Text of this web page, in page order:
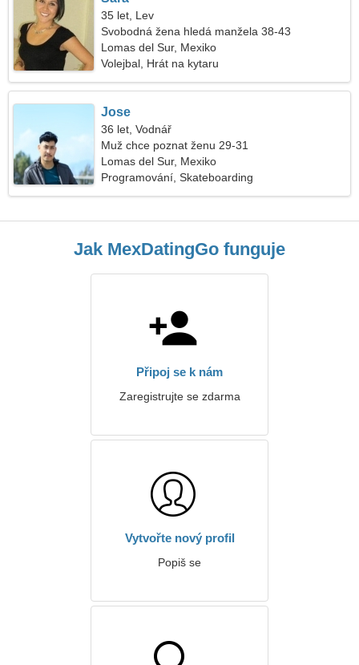
35 let, Lev
Svobodná žena hledá manžela 38-43
Lomas del Sur, Mexiko
Volejbal, Hrát na kytaru
Jose
36 let, Vodnář
Muž chce poznat ženu 29-31
Lomas del Sur, Mexiko
Programování, Skateboarding
Jak MexDatingGo funguje
Připoj se k nám
Zaregistrujte se zdarma
Vytvořte nový profil
Popiš se